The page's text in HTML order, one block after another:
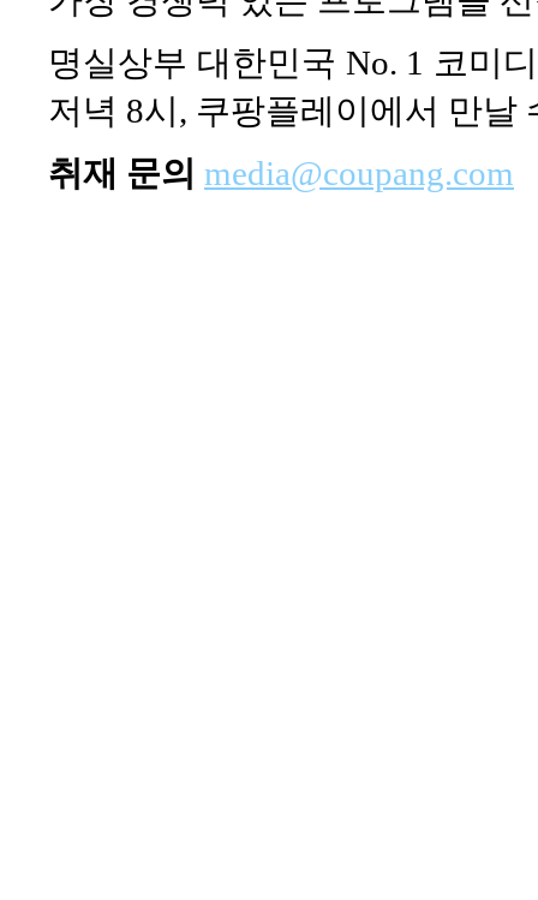
명실상부 대한민국 No. 1 코미
저녁 8시, 쿠팡플레이에서 만날
취재 문의 media@coupang.com